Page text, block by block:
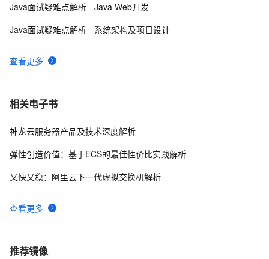
查看更多
Java面试疑难点解析 - Java Web开发
Java面试疑难点解析 - 系统架构及项目设计
相关电子书
查看更多
神龙云服务器产品及技术深度解析
弹性创造价值：基于ECS的最佳性价比实践解析
又快又稳：阿里云下一代虚拟交换机解析
推荐镜像